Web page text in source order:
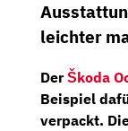
leichter
DerŠkoda
Beispiel
verpackt.